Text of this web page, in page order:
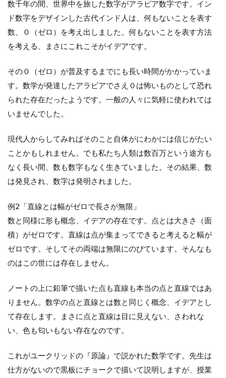
数千年の間、世界中を旅した数字がアラビア数字です。イン
ド数字をデザインした古代インド人は、何もないことを表す
数、０（ゼロ）を考え出しました。何もないことを表す方法
を考える、まさにこれこそがイデアです。
その０（ゼロ）が普及するまでにも長い時間がかかっていま
す。数学が発達したアラビアでさえ０は怖いものとして恐れ
られた存在だったようです。一般の人々に気軽に使われては
いませんでした。
現代人からしてみればそのこと自体がにわかには信じがたい
ことかもしれません。でも私たち人類は数百万という途方も
なく長い間、数も数字もなく生きていました。その結果、数
は発見され、数字は発明されました。
例2「直線とは幅がゼロで長さが無限」
数と同様に形も概念、イデアの存在です。点とは大きさ（面
積）がゼロです。直線は点が集まってできると考えると幅が
ゼロです。そしてその両端は無限にのびています。そんなも
のはこの世には存在しません。
ノートの上に鉛筆で描いた点も直線も本当の点と直線ではあ
りません。数学の点と直線とは数と同じく概念、イデアとし
て存在します。まさに点と直線は目に見えない、さわれな
い、色も匂いもない存在なのです。
これがユークリッドの『原論』で説かれた数学です。先生は
仕方がないので黒板にチョークで描いて説明しますが、授業